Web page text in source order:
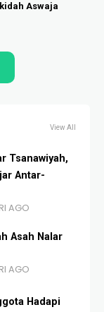
Aswaja
View All
Tsanawiyah,
Antar-
AGO
Asah Nalar
AGO
Hadapi